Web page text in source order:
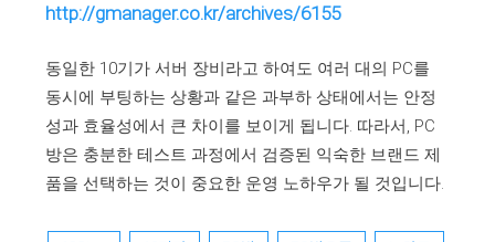
http://gmanager.co.kr/archives/6155
동일한 10기가 서버 장비라고 하여도 여러 대의 PC를
동시에 부팅하는 상황과 같은 과부하 상태에서는 안정
성과 효율성에서 큰 차이를 보이게 됩니다. 따라서, PC
방은 충분한 테스트 과정에서 검증된 익숙한 브랜드 제
품을 선택하는 것이 중요한 운영 노하우가 될 것입니다.